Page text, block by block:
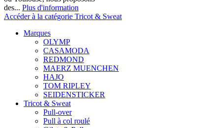
des... Plus d'information
Accéder à la catégorie Tricot & Sweat
Marques
OLYMP
CASAMODA
REDMOND
MAERZ MUENCHEN
HAJO
TOM RIPLEY
SEIDENSTICKER
Tricot & Sweat
Pull-over
Pull à col roulé